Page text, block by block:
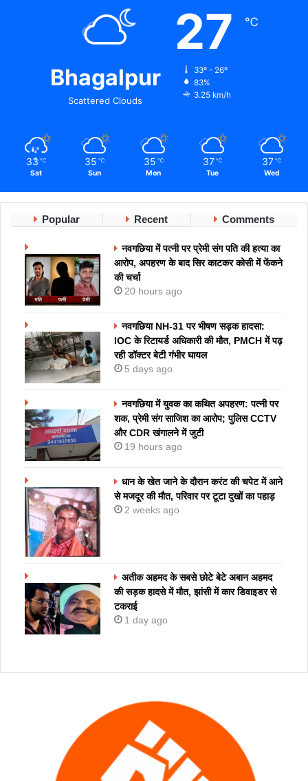
Bhagalpur
Scattered Clouds
27 ℃
33º - 26º
83%
3.25 km/h
33 ℃
Sat
35 ℃
Sun
35 ℃
Mon
37 ℃
Tue
37 ℃
Wed
Popular Recent Comments
नवगछिया में पत्नी पर प्रेमी संग पति की हत्या का
आरोप, अपहरण के बाद सिर काटकर कोसी में फेंकने
की चर्चा
20 hours ago
नवगछिया NH-31 पर भीषण सड़क हादसा:
IOC के रिटायर्ड अधिकारी की मौत, PMCH में पढ़
रही डॉक्टर बेटी गंभीर घायल
5 days ago
नवगछिया में युवक का कथित अपहरण: पत्नी पर
शक, प्रेमी संग साजिश का आरोप; पुलिस CCTV
और CDR खंगालने में जुटी
19 hours ago
धान के खेत जाने के दौरान करंट की चपेट में आने
से मजदूर की मौत, परिवार पर टूटा दुखों का पहाड़
2 weeks ago
अतीक अहमद के सबसे छोटे बेटे अबान अहमद
की सड़क हादसे में मौत, झांसी में कार डिवाइडर से
टकराई
1 day ago